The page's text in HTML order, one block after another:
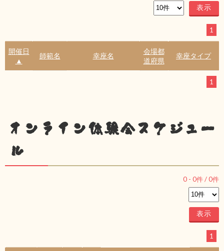
1
開催日
▲
師範名 幸座名
会場都
道府県
幸座タイプ
1
オンライン体験会スケジュー
ル
0 - 0件 /0件
1